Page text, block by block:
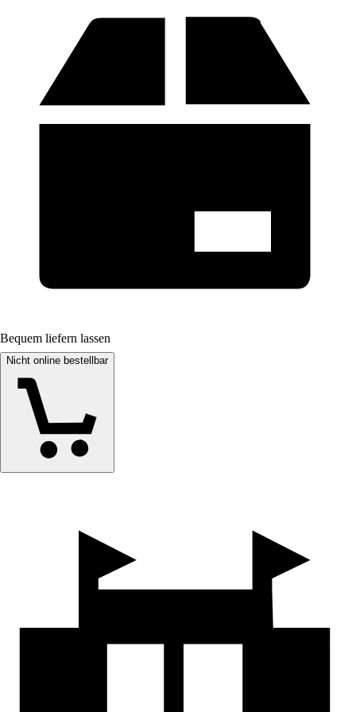
Bequem liefern lassen
Nicht online bestellbar